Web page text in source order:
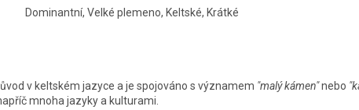
Dominantní, Velké plemeno, Keltské, Krátké
v keltském jazyce a je spojováno s významem "malý kámen"nebo
mnoha jazyky a kulturami.